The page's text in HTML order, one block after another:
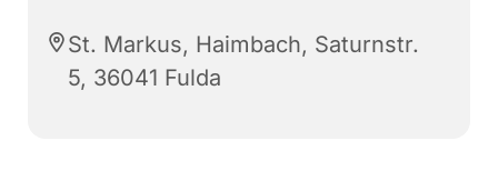
St. Markus, Haimbach, Saturnstr.
5, 36041 Fulda